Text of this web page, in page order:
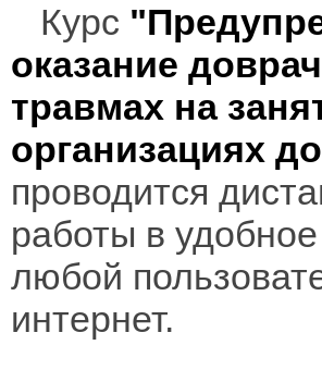
Курс
оказание
травмах на
организациях
проводится
работы в
любой
интернет.